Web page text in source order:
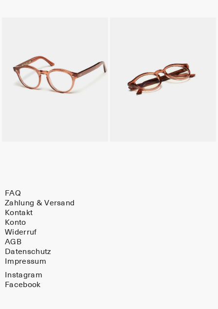
FAQ
Zahlung & Versand
Kontakt
Konto
Widerruf
AGB
Datenschutz
Impressum
Instagram
Facebook